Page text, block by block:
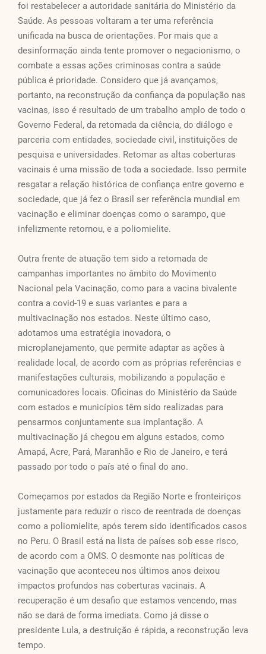
foi restabelecer a autoridade sanitária do Ministério da
Saúde. As pessoas voltaram a ter uma referência
unificada na busca de orientações. Por mais que a
desinformação ainda tente promover o negacionismo, o
combate a essas ações criminosas contra a saúde
pública é prioridade. Considero que já avançamos,
portanto, na reconstrução da confiança da população nas
vacinas, isso é resultado de um trabalho amplo de todo o
Governo Federal, da retomada da ciência, do diálogo e
parceria com entidades, sociedade civil, instituições de
pesquisa e universidades. Retomar as altas coberturas
vacinais é uma missão de toda a sociedade. Isso permite
resgatar a relação histórica de confiança entre governo e
sociedade, que já fez o Brasil ser referência mundial em
vacinação e eliminar doenças como o sarampo, que
infelizmente retornou, e a poliomielite.
Outra frente de atuação tem sido a retomada de
campanhas importantes no âmbito do Movimento
Nacional pela Vacinação, como para a vacina bivalente
contra a covid-19 e suas variantes e para a
multivacinação nos estados. Neste último caso,
adotamos uma estratégia inovadora, o
microplanejamento, que permite adaptar as ações à
realidade local, de acordo com as próprias referências e
manifestações culturais, mobilizando a população e
comunicadores locais. Oficinas do Ministério da Saúde
com estados e municípios têm sido realizadas para
pensarmos conjuntamente sua implantação. A
multivacinação já chegou em alguns estados, como
Amapá, Acre, Pará, Maranhão e Rio de Janeiro, e terá
passado por todo o país até o final do ano.
Começamos por estados da Região Norte e fronteiriços
justamente para reduzir o risco de reentrada de doenças
como a poliomielite, após terem sido identificados casos
no Peru. O Brasil está na lista de países sob esse risco,
de acordo com a OMS. O desmonte nas políticas de
vacinação que aconteceu nos últimos anos deixou
impactos profundos nas coberturas vacinais. A
recuperação é um desafio que estamos vencendo, mas
não se dará de forma imediata. Como já disse o
presidente Lula, a destruição é rápida, a reconstrução leva
tempo.